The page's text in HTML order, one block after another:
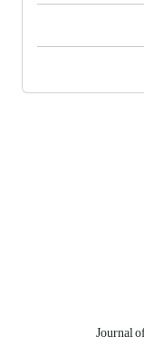
Journal